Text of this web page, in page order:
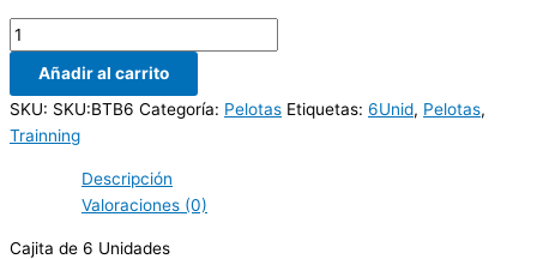
Añadir al carrito
SKU: SKU:BTB6 Categoría: Pelotas Etiquetas: 6Unid, Pelotas,
Trainning
Descripción
Valoraciones (0)
Cajita de 6 Unidades